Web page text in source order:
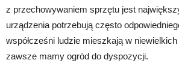
z przechowywaniem sprzętu jest
urządzenia potrzebują często
współcześni ludzie mieszkają w
zawsze mamy ogród do dyspozycji.